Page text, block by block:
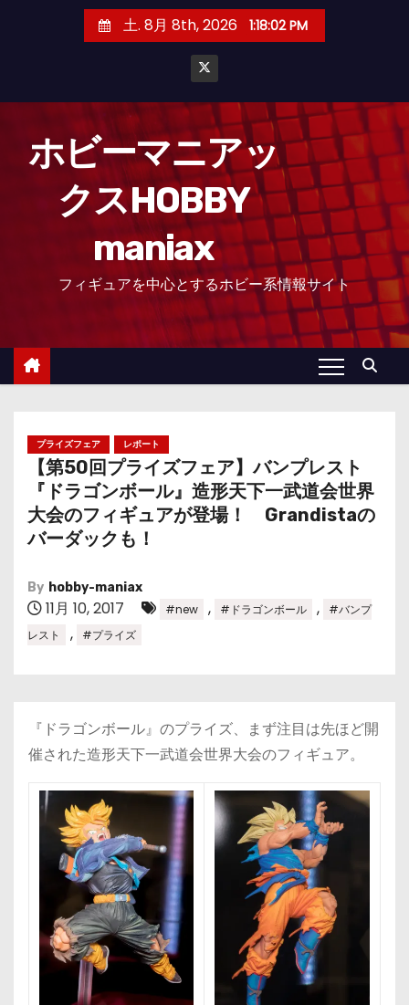
土. 8月 8th, 2026 1:18:04 PM
ホビーマニアッ
クスHOBBY
maniax
フィギュアを中心とするホビー系情報サイト
プライズフェア レポート
【第50回プライズフェア】バンプレスト
『ドラゴンボール』造形天下一武道会世界
大会のフィギュアが登場！ Grandistaの
バーダックも！
By hobby-maniax
11月 10, 2017 #new , #ドラゴンボール ,
#バンプ
レスト
, #プライズ
『ドラゴンボール』のプライズ、まず注目は先ほど開
催された造形天下一武道会世界大会のフィギュア。